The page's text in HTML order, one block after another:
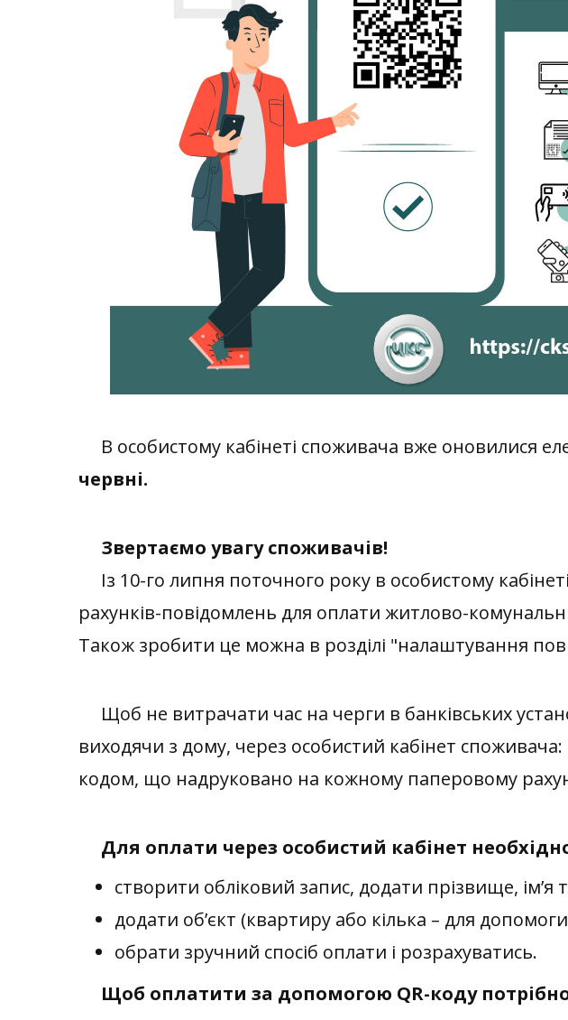
В особистому кабінеті споживача вже оновилися
червні.
Звертаємо увагу споживачів!
Із 10-го липня поточного року в особистому
рахунків-повідомлень для оплати житлово-
Також зробити це можна в розділі "налаштування
Щоб не витрачати час на черги в банківських
виходячи з дому, через особистий кабінет споживача:
кодом, що надруковано на кожному паперовому
Для оплати через особистий кабінет
створити обліковий запис, додати прізвище, ім’я
додати об’єкт (квартиру або кілька – для
обрати зручний спосіб оплати і розрахуватись.
Щоб оплатити за допомогою QR-коду